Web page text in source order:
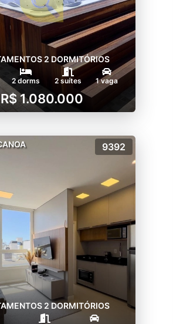
2 DORMITÓRIOS
2 dorms 2 suítes 1 vaga
R$ 1.080.000
9392
2 DORMITÓRIOS